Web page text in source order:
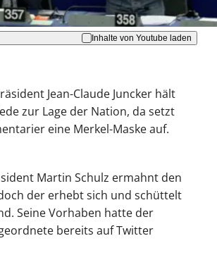
Inhalte von Youtube laden
Jean-Claude Juncker hält
zur Lage der Nation, da setzt
eine Merkel-Maske auf.
Martin Schulz ermahnt den
der erhebt sich und schüttelt
Seine Vorhaben hatte der
bereits auf Twitter